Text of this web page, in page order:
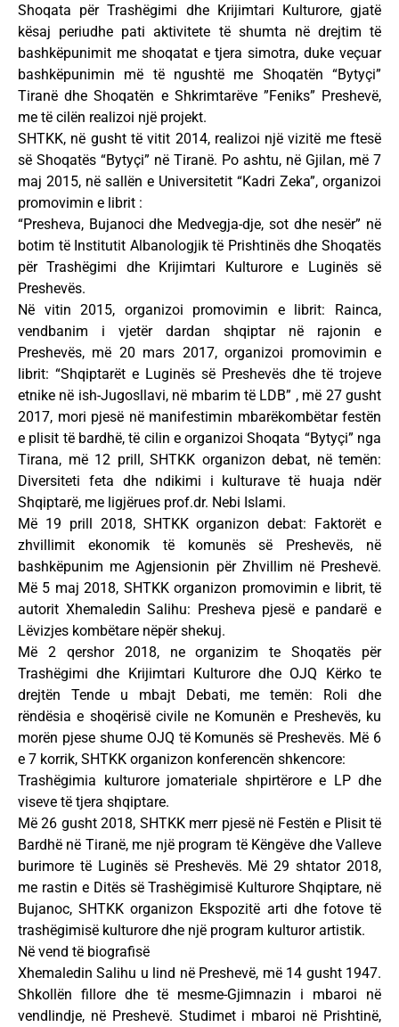
Shoqata për Trashëgimi dhe Krijimtari Kulturore, gjatë
kësaj periudhe pati aktivitete të shumta në drejtim të
bashkëpunimit me shoqatat e tjera simotra, duke veçuar
bashkëpunimin më të ngushtë me Shoqatën “Bytyçi”
Tiranë dhe Shoqatën e Shkrimtarëve ”Feniks” Preshevë,
me të cilën realizoi një projekt.
SHTKK, në gusht të vitit 2014, realizoi një vizitë me ftesë
së Shoqatës “Bytyçi” në Tiranë. Po ashtu, në Gjilan, më 7
maj 2015, në sallën e Universitetit “Kadri Zeka”, organizoi
promovimin e librit :
“Presheva, Bujanoci dhe Medvegja-dje, sot dhe nesër” në
botim të Institutit Albanologjik të Prishtinës dhe Shoqatës
për Trashëgimi dhe Krijimtari Kulturore e Luginës së
Preshevës.
Në vitin 2015, organizoi promovimin e librit: Rainca,
vendbanim i vjetër dardan shqiptar në rajonin e
Preshevës, më 20 mars 2017, organizoi promovimin e
librit: “Shqiptarët e Luginës së Preshevës dhe të trojeve
etnike në ish-Jugosllavi, në mbarim të LDB” , më 27 gusht
2017, mori pjesë në manifestimin mbarëkombëtar festën
e plisit të bardhë, të cilin e organizoi Shoqata “Bytyçi” nga
Tirana, më 12 prill, SHTKK organizon debat, në temën:
Diversiteti feta dhe ndikimi i kulturave të huaja ndër
Shqiptarë, me ligjërues prof.dr. Nebi Islami.
Më 19 prill 2018, SHTKK organizon debat: Faktorët e
zhvillimit ekonomik të komunës së Preshevës, në
bashkëpunim me Agjensionin për Zhvillim në Preshevë.
Më 5 maj 2018, SHTKK organizon promovimin e librit, të
autorit Xhemaledin Salihu: Presheva pjesë e pandarë e
Lëvizjes kombëtare nëpër shekuj.
Më 2 qershor 2018, ne organizim te Shoqatës për
Trashëgimi dhe Krijimtari Kulturore dhe OJQ Kërko te
drejtën Tende u mbajt Debati, me temën: Roli dhe
rëndësia e shoqërisë civile ne Komunën e Preshevës, ku
morën pjese shume OJQ të Komunës së Preshevës. Më 6
e 7 korrik, SHTKK organizon konferencën shkencore:
Trashëgimia kulturore jomateriale shpirtërore e LP dhe
viseve të tjera shqiptare.
Më 26 gusht 2018, SHTKK merr pjesë në Festën e Plisit të
Bardhë në Tiranë, me një program të Këngëve dhe Valleve
burimore të Luginës së Preshevës. Më 29 shtator 2018,
me rastin e Ditës së Trashëgimisë Kulturore Shqiptare, në
Bujanoc, SHTKK organizon Ekspozitë arti dhe fotove të
trashëgimisë kulturore dhe një program kulturor artistik.
Në vend të biografisë
Xhemaledin Salihu u lind në Preshevë, më 14 gusht 1947.
Shkollën fillore dhe të mesme-Gjimnazin i mbaroi në
vendlindje, në Preshevë. Studimet i mbaroi në Prishtinë,